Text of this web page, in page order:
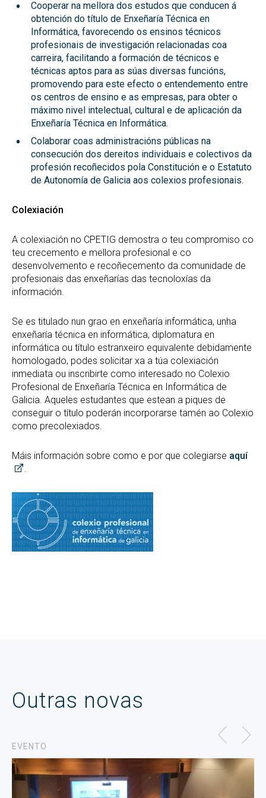
Cooperar na mellora dos estudos que conducen á
obtención do título de Enxeñaría Técnica en
Informática, favorecendo os ensinos técnicos
profesionais de investigación relacionadas coa
carreira, facilitando a formación de técnicos e
técnicas aptos para as súas diversas funcións,
promovendo para este efecto o entendemento entre
os centros de ensino e as empresas, para obter o
máximo nivel intelectual, cultural e de aplicación da
Enxeñaría Técnica en Informática.
Colaborar coas administracións públicas na
consecución dos dereitos individuais e colectivos da
profesión recoñecidos pola Constitución e o Estatuto
de Autonomía de Galicia aos colexios profesionais.
Colexiación
A colexiación no CPETIG demostra o teu compromiso co
teu crecemento e mellora profesional e co
desenvolvemento e recoñecemento da comunidade de
profesionais das enxeñarías das tecnoloxías da
información.
Se es titulado nun grao en enxeñaría informática, unha
enxeñaría técnica en informática, diplomatura en
informática ou título estranxeiro equivalente debidamente
homologado, podes solicitar xa a túa colexiación
inmediata ou inscribirte como interesado no Colexio
Profesional de Enxeñaría Técnica en Informática de
Galicia. Aqueles estudantes que estean a piques de
conseguir o título poderán incorporarse tamén ao Colexio
como precolexiados.
Máis información sobre como e por que colegiarse aquí
.
Outras novas
EVENTO